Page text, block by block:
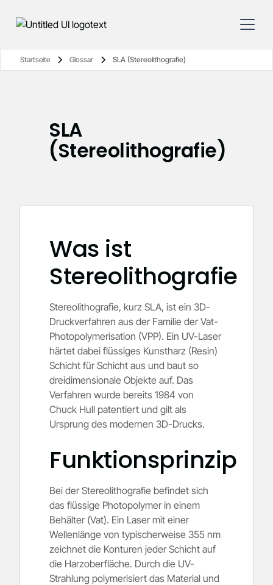
Startseite Glossar SLA (Stereolithografie)
SLA
(Stereolithografie)
Was ist
Stereolithografie
Stereolithografie, kurz SLA, ist ein 3D-
Druckverfahren aus der Familie der Vat-
Photopolymerisation (VPP). Ein UV-Laser
härtet dabei flüssiges Kunstharz (Resin)
Schicht für Schicht aus und baut so
dreidimensionale Objekte auf. Das
Verfahren wurde bereits 1984 von
Chuck Hull patentiert und gilt als
Ursprung des modernen 3D-Drucks.
Funktionsprinzip
Bei der Stereolithografie befindet sich
das flüssige Photopolymer in einem
Behälter (Vat). Ein Laser mit einer
Wellenlänge von typischerweise 355 nm
zeichnet die Konturen jeder Schicht auf
die Harzoberfläche. Durch die UV-
Strahlung polymerisiert das Material und